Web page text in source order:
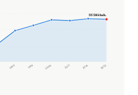
1990 1999 2006 2011 2016 2022
55 384 hab.